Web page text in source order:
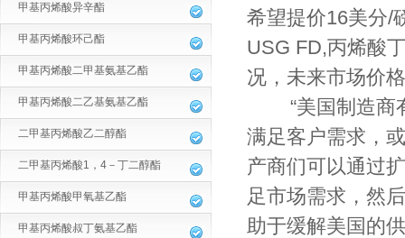
甲基丙烯酸异辛酯
甲基丙烯酸环己酯
甲基丙烯酸二甲基氨基乙酯
甲基丙烯酸二乙基氨基乙酯
二甲基丙烯酸乙二醇酯
二甲基丙烯酸1，4－丁二醇酯
甲基丙烯酸甲氧基乙酯
甲基丙烯酸叔丁氨基乙酯
希望提价16美分/
USG FD,丙烯酸
况，未来市场价
“美国制造商
满足客户需求，
产商们可以通过
足市场需求，然
助于缓解美国的